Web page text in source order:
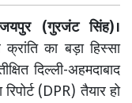
(गुरजंट सिंह)।
का बड़ा हिस्सा
दिल्ली-अहमदाबाद
(DPR) तैयार हो